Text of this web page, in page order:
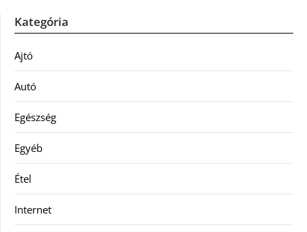
Kategória
Ajtó
Autó
Egészség
Egyéb
Étel
Internet